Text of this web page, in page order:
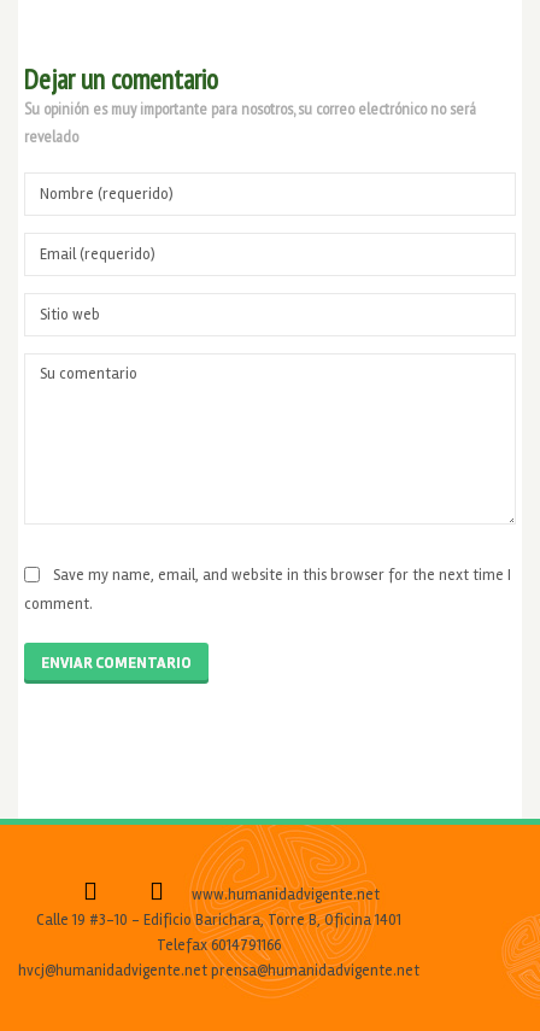
Dejar un comentario
Su opinión es muy importante para nosotros, su correo electrónico no será
revelado
Save my name, email, and website in this browser for the next time I
comment.
ENVIAR COMENTARIO
www.humanidadvigente.net
Calle 19 #3-10 - Edificio Barichara, Torre B, Oficina 1401
Telefax 6014791166
hvcj@humanidadvigente.net prensa@humanidadvigente.net